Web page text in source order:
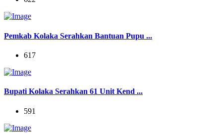
Pemkab Kolaka Serahkan Bantuan Pupu ...
617
Bupati Kolaka Serahkan 61 Unit Kend ...
591